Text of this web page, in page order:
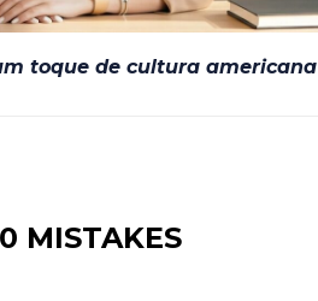
toque de cultura americana
MISTAKES